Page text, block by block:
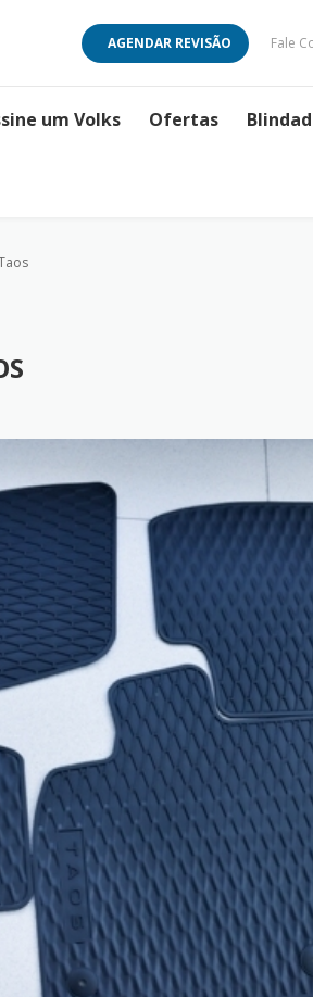
AGENDAR REVISÃO Fale
um Volks Ofertas